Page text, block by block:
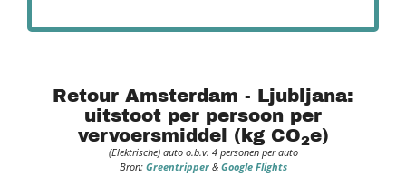
Retour Amsterdam - Ljubljana:
uitstoot per persoon per
vervoersmiddel (kg CO2e)
(Elektrische) auto o.b.v. 4 personen per auto
Bron: Greentripper& Google Flights